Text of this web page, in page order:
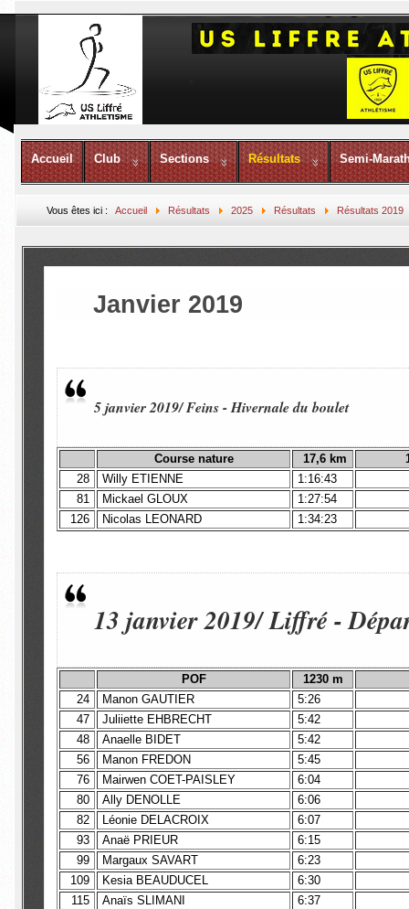
Accueil Club Sections Résultats Semi-
Vous êtes ici :Accueil Résultats 2025 Résultats Résultats 2019
Janvier 2019
5 janvier 2019/ Feins - Hivernale du boulet
Course nature 17,6 km
28
Willy ETIENNE
1:16:43
81
Mickael GLOUX
1:27:54
126
Nicolas LEONARD 1:34:23
13 janvier 2019/ Liffré -
POF
1230 m
24
Manon GAUTIER
5:26
47
Juliiette EHBRECHT
5:42
48
Anaelle BIDET
5:42
56
Manon FREDON
5:45
76
Mairwen COET-PAISLEY
6:04
80
Ally DENOLLE
6:06
82
Léonie DELACROIX
6:07
93
Anaë PRIEUR
6:15
99
Margaux SAVART
6:23
109
Kesia BEAUDUCEL
6:30
115
Anaïs SLIMANI
6:37